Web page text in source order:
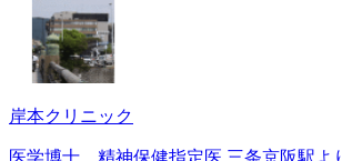
岸本クリニック